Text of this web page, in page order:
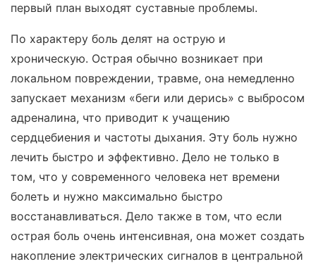
первый план выходят суставные проблемы.
По характеру боль делят на острую и
хроническую. Острая обычно возникает при
локальном повреждении, травме, она немедленно
запускает механизм «беги или дерись» с выбросом
адреналина, что приводит к учащению
сердцебиения и частоты дыхания. Эту боль нужно
лечить быстро и эффективно. Дело не только в
том, что у современного человека нет времени
болеть и нужно максимально быстро
восстанавливаться. Дело также в том, что если
острая боль очень интенсивная, она может создать
накопление электрических сигналов в центральной